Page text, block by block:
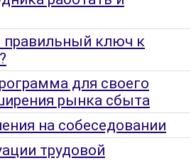
правильный ключ к
для своего
рынка сбыта
на собеседовании
трудовой